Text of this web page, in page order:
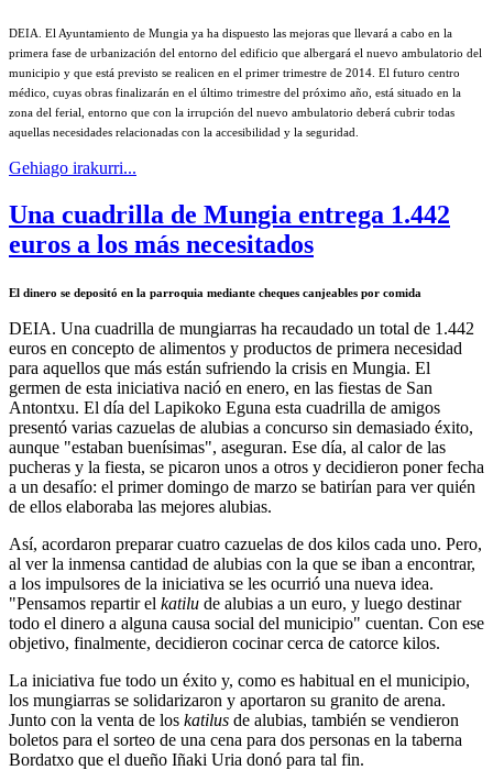
DEIA. El Ayuntamiento de Mungia ya ha dispuesto las mejoras que llevará a cabo en la
primera fase de urbanización del entorno del edificio que albergará el nuevo ambulatorio del
municipio y que está previsto se realicen en el primer trimestre de 2014. El futuro centro
médico, cuyas obras finalizarán en el último trimestre del próximo año, está situado en la
zona del ferial, entorno que con la irrupción del nuevo ambulatorio deberá cubrir todas
aquellas necesidades relacionadas con la accesibilidad y la seguridad.
Gehiago irakurri...
Una cuadrilla de Mungia entrega 1.442
euros a los más necesitados
El dinero se depositó en la parroquia mediante cheques canjeables por comida
DEIA. Una cuadrilla de mungiarras ha recaudado un total de 1.442
euros en concepto de alimentos y productos de primera necesidad
para aquellos que más están sufriendo la crisis en Mungia. El
germen de esta iniciativa nació en enero, en las fiestas de San
Antontxu. El día del Lapikoko Eguna esta cuadrilla de amigos
presentó varias cazuelas de alubias a concurso sin demasiado éxito,
aunque "estaban buenísimas", aseguran. Ese día, al calor de las
pucheras y la fiesta, se picaron unos a otros y decidieron poner fecha
a un desafío: el primer domingo de marzo se batirían para ver quién
de ellos elaboraba las mejores alubias.
Así, acordaron preparar cuatro cazuelas de dos kilos cada uno. Pero,
al ver la inmensa cantidad de alubias con la que se iban a encontrar,
a los impulsores de la iniciativa se les ocurrió una nueva idea.
"Pensamos repartir el katilu de alubias a un euro, y luego destinar
todo el dinero a alguna causa social del municipio" cuentan. Con ese
objetivo, finalmente, decidieron cocinar cerca de catorce kilos.
La iniciativa fue todo un éxito y, como es habitual en el municipio,
los mungiarras se solidarizaron y aportaron su granito de arena.
Junto con la venta de los katilus de alubias, también se vendieron
boletos para el sorteo de una cena para dos personas en la taberna
Bordatxo que el dueño Iñaki Uria donó para tal fin.